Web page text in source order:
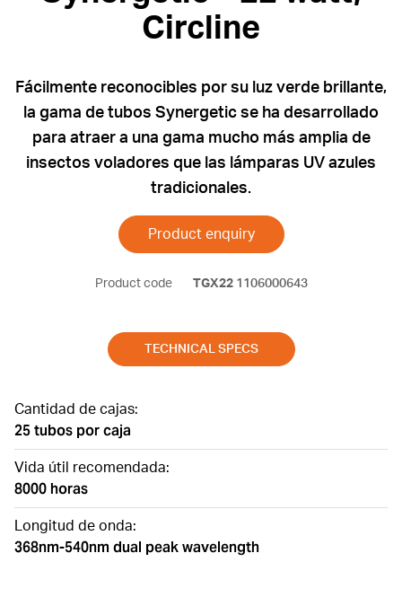
Circline
Fácilmente reconocibles por su luz verde brillante,
la gama de tubos Synergetic se ha desarrollado
para atraer a una gama mucho más amplia de
insectos voladores que las lámparas UV azules
tradicionales.
Product enquiry
Product code TGX221106000643
TECHNICAL SPECS
Cantidad de cajas:
25 tubos por caja
Vida útil recomendada:
8000 horas
Longitud de onda:
368nm-540nm dual peak wavelength